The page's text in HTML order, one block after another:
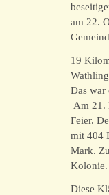
am 22.
19
Das war
Am 21.
Feier.
mit 404
Mark.
Kolonie.
Diese